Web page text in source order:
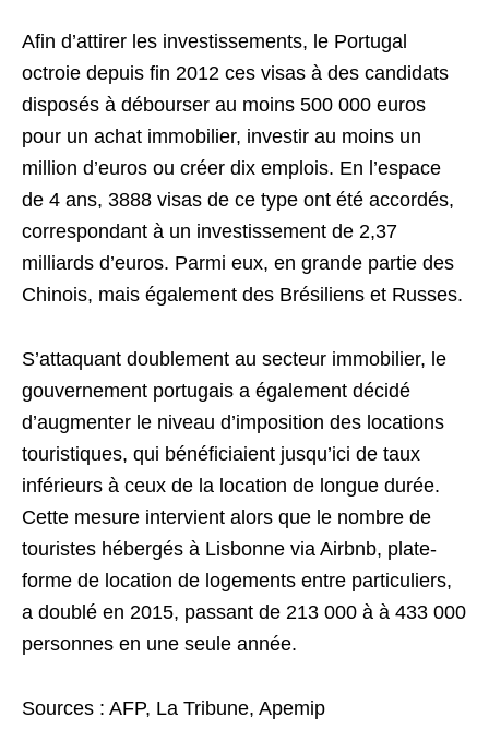
Afin d’attirer les investissements, le Portugal
octroie depuis fin 2012 ces visas à des candidats
disposés à débourser au moins 500 000 euros
pour un achat immobilier, investir au moins un
million d’euros ou créer dix emplois. En l’espace
de 4 ans, 3888 visas de ce type ont été accordés,
correspondant à un investissement de 2,37
milliards d’euros. Parmi eux, en grande partie des
Chinois, mais également des Brésiliens et Russes.
S’attaquant doublement au secteur immobilier, le
gouvernement portugais a également décidé
d’augmenter le niveau d’imposition des locations
touristiques, qui bénéficiaient jusqu’ici de taux
inférieurs à ceux de la location de longue durée.
Cette mesure intervient alors que le nombre de
touristes hébergés à Lisbonne via Airbnb, plate-
forme de location de logements entre particuliers,
a doublé en 2015, passant de 213 000 à à 433 000
personnes en une seule année.
Sources : AFP, La Tribune, Apemip